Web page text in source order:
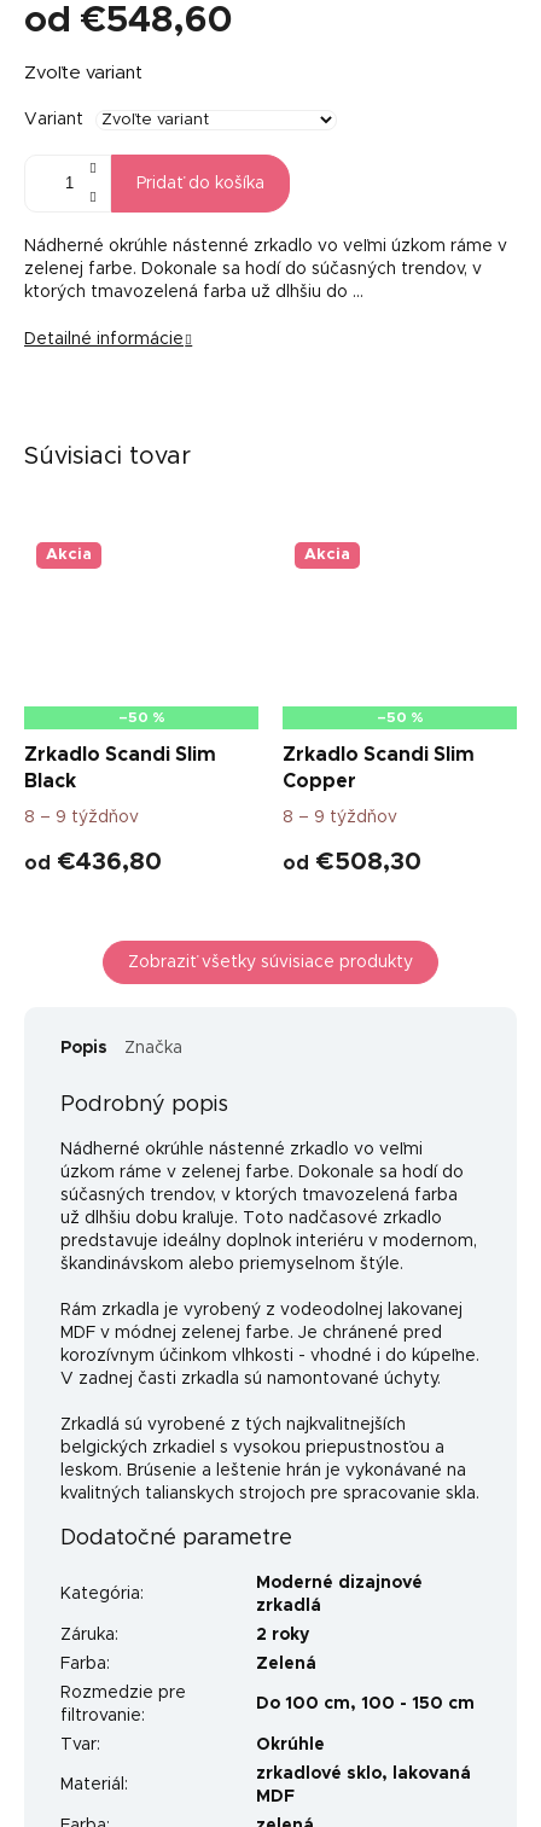
od €548,60
cena:
Zvoľte variant
Variant
Pridať do košíka
Nádherné okrúhle nástenné zrkadlo vo veľmi úzkom ráme v
zelenej farbe. Dokonale sa hodí do súčasných trendov, v
ktorých tmavozelená farba už dlhšiu do …
Detailné informácie
Súvisiaci tovar
Akcia
–50 %
Zrkadlo Scandi Slim
Black
8 – 9 týždňov
od €436,80
Akcia
–50 %
Zrkadlo Scandi Slim
Copper
8 – 9 týždňov
od €508,30
Zobraziť všetky súvisiace produkty
Popis Značka
Podrobný popis
Nádherné okrúhle nástenné zrkadlo vo veľmi
úzkom ráme v zelenej farbe. Dokonale sa hodí do
súčasných trendov, v ktorých tmavozelená farba
už dlhšiu dobu kraľuje. Toto nadčasové zrkadlo
predstavuje ideálny doplnok interiéru v modernom,
škandinávskom alebo priemyselnom štýle.
Rám zrkadla je vyrobený z vodeodolnej lakovanej
MDF v módnej zelenej farbe. Je chránené pred
korozívnym účinkom vlhkosti - vhodné i do kúpeľne.
V zadnej časti zrkadla sú namontované úchyty.
Zrkadlá sú vyrobené z tých najkvalitnejších
belgických zrkadiel s vysokou priepustnosťou a
leskom. Brúsenie a leštenie hrán je vykonávané na
kvalitných talianskych strojoch pre spracovanie skla.
Dodatočné parametre
Kategória:
Moderné dizajnové
zrkadlá
Záruka:
2 roky
Farba:
Zelená
Rozmedzie pre
filtrovanie:
Do 100 cm, 100 - 150 cm
Tvar: Okrúhle
Materiál :
zrkadlové sklo, lakovaná
MDF